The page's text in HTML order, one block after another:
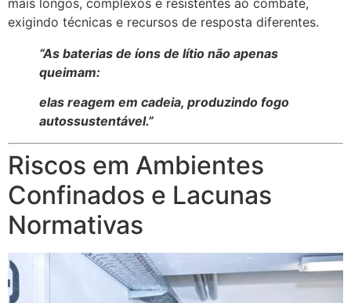
exigindo técnicas e recursos de resposta diferentes.
“As baterias de íons de lítio não apenas
queimam:
elas reagem em cadeia, produzindo fogo
autossustentável.”
Riscos em Ambientes
Confinados e Lacunas
Normativas